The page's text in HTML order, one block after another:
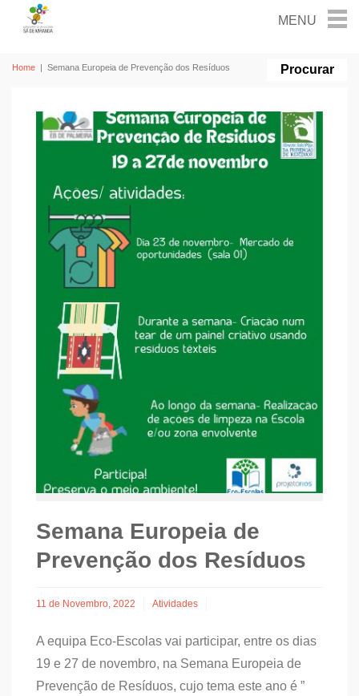
Home | Semana Europeia de Prevenção dos Resíduos
Semana Europeia de
Prevenção dos Resíduos
11 de Novembro, 2022 Atividades
A equipa Eco-Escolas vai participar, entre os dias
19 e 27 de novembro, na Semana Europeia de
Prevenção de Resíduos, cujo tema este ano é ”